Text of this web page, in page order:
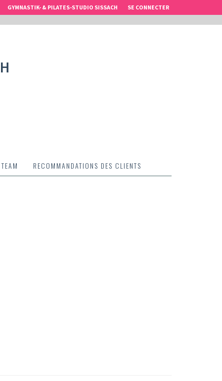
GYMNASTIK- & PILATES-STUDIO SISSACH SE CONNECTER
RECOMMANDATIONS DES CLIENTS